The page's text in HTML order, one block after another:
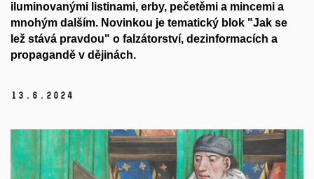
iluminovanými listinami, erby, pečetěmi a mincemi a
mnohým dalším. Novinkou je tematický blok "Jak se
lež stává pravdou" o falzátorství, dezinformacích a
propagandě v dějinách.
13. 6. 2024